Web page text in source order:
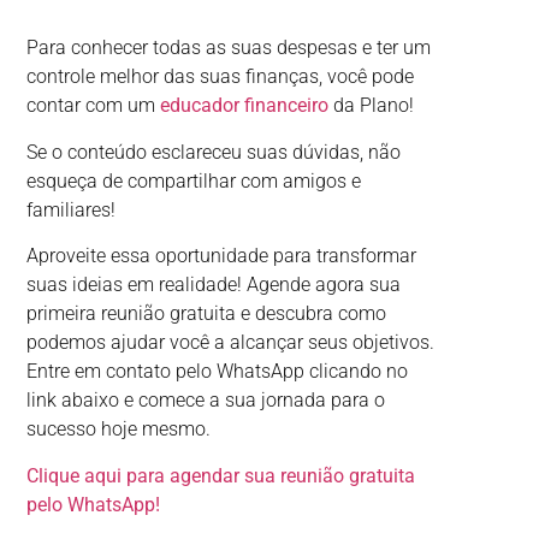
Para conhecer todas as suas despesas e ter um
controle melhor das suas finanças, você pode
contar com umeducador financeiroda Plano!
Se o conteúdo esclareceu suas dúvidas, não
esqueça de compartilhar com amigos e
familiares!
Aproveite essa oportunidade para transformar
suas ideias em realidade! Agende agora sua
primeira reunião gratuita e descubra como
podemos ajudar você a alcançar seus objetivos.
Entre em contato pelo WhatsApp clicando no
link abaixo e comece a sua jornada para o
sucesso hoje mesmo.
Clique aqui para agendar sua reunião gratuita
pelo WhatsApp!